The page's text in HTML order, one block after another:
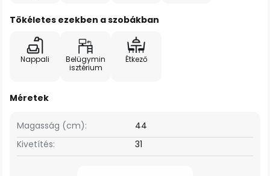
Tökéletes ezekben a szobákban
Nappali
Belügymin
isztérium
Étkező
Méretek
Magasság (cm):
44
Kivetítés:
31